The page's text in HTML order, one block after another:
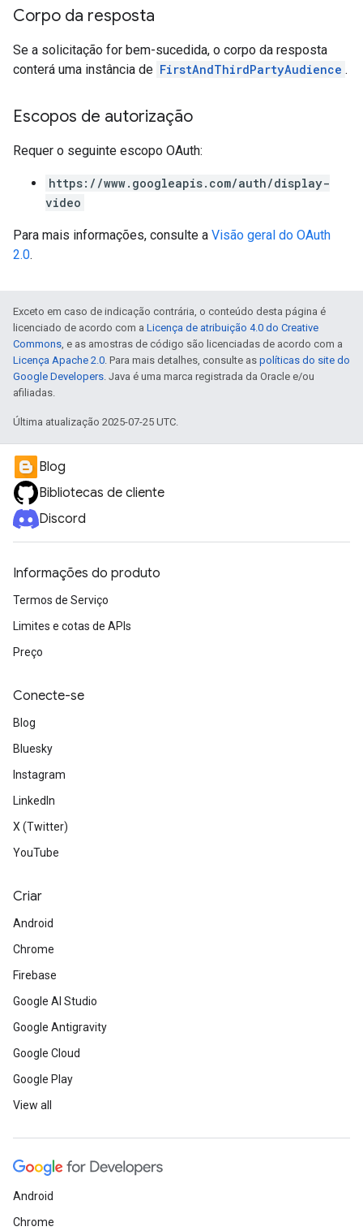
Corpo da resposta
Se a solicitação for bem-sucedida, o corpo da resposta
conterá uma instância de FirstAndThirdPartyAudience .
Escopos de autorização
Requer o seguinte escopo OAuth:
https://www.googleapis.com/auth/display-
video
Para mais informações, consulte a Visão geral do OAuth
2.0.
Exceto em caso de indicação contrária, o conteúdo desta página é
licenciado de acordo com a Licença de atribuição 4.0 do Creative
Commons, e as amostras de código são licenciadas de acordo com a
Licença Apache 2.0. Para mais detalhes, consulte as políticas do site do
Google Developers. Java é uma marca registrada da Oracle e/ou
afiliadas.
Última atualização 2025-07-25 UTC.
Blog
Bibliotecas de cliente
Discord
Informações do produto
Termos de Serviço
Limites e cotas de APIs
Preço
Conecte-se
Blog
Bluesky
Instagram
LinkedIn
X (Twitter)
YouTube
Criar
Android
Chrome
Firebase
Google AI Studio
Google Antigravity
Google Cloud
Google Play
View all
Android
Chrome